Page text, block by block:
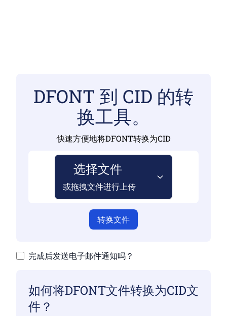
DFONT 到 CID 的转
换工具。
快速方便地将DFONT转换为CID
选择文件
或拖拽文件进行上传
转换文件
完成后发送电子邮件通知吗？
如何将DFONT文件转换为CID文
件？